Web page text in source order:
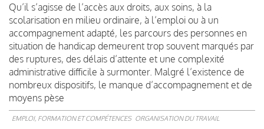
Qu’il s’agisse de l’accès aux droits, aux soins, à la
scolarisation en milieu ordinaire, à l’emploi ou à un
accompagnement adapté, les parcours des personnes en
situation de handicap demeurent trop souvent marqués par
des ruptures, des délais d’attente et une complexité
administrative difficile à surmonter. Malgré l’existence de
nombreux dispositifs, le manque d’accompagnement et de
moyens pèse
EMPLOI, FORMATION ET COMPÉTENCES ORGANISATION DU TRAVAIL